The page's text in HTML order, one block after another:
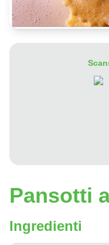
Pansotti
Ingredienti